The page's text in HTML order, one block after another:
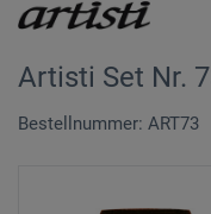
Artisti Set Nr.
Bestellnummer: ART73